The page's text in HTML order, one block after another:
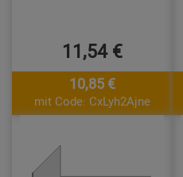
11,54 €
10,85 €
mit Code: CxLyh2Ajne